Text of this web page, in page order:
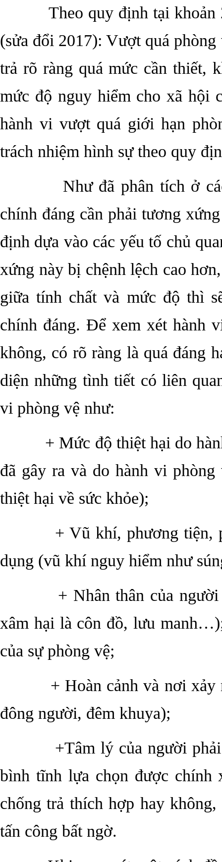
Theo quy định tại khoản 2
(sửa đổi 2017): Vượt quá
trả rõ ràng quá mức cần thiết,
mức độ nguy hiểm cho xã hội
hành vi vượt quá giới hạn
trách nhiệm hình sự theo quy
Như đã phân tích ở các
chính đáng cần phải tương
định dựa vào các yếu tố chủ
xứng này bị chệnh lệch cao
giữa tính chất và mức độ thì
chính đáng. Để xem xét hành
không, có rõ ràng là quá đáng
diện những tình tiết có liên
vi phòng vệ như:
+ Mức độ thiệt hại do hành
đã gây ra và do hành vi
thiệt hại về sức khỏe);
+ Vũ khí, phương tiện,
dụng (vũ khí nguy hiểm như
+ Nhân thân của người
xâm hại là côn đồ, lưu
của sự phòng vệ;
+ Hoàn cảnh và nơi xảy
đông người, đêm khuya);
+Tâm lý của người phải
bình tĩnh lựa chọn được chính
chống trả thích hợp hay
tấn công bất ngờ.